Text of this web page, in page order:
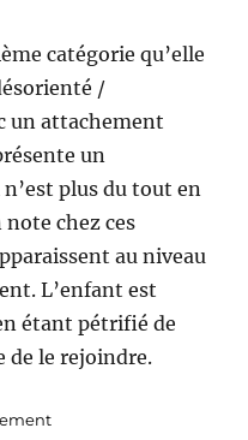
catégorie qu’elle
/
un attachement
un
plus du tout en
note chez ces
au niveau
L’enfant est
étant pétrifié de
de le rejoindre.